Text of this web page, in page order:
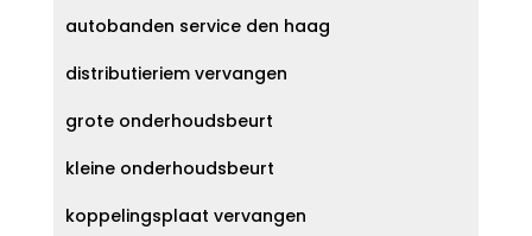
autobanden service den haag
distributieriem vervangen
grote onderhoudsbeurt
kleine onderhoudsbeurt
koppelingsplaat vervangen